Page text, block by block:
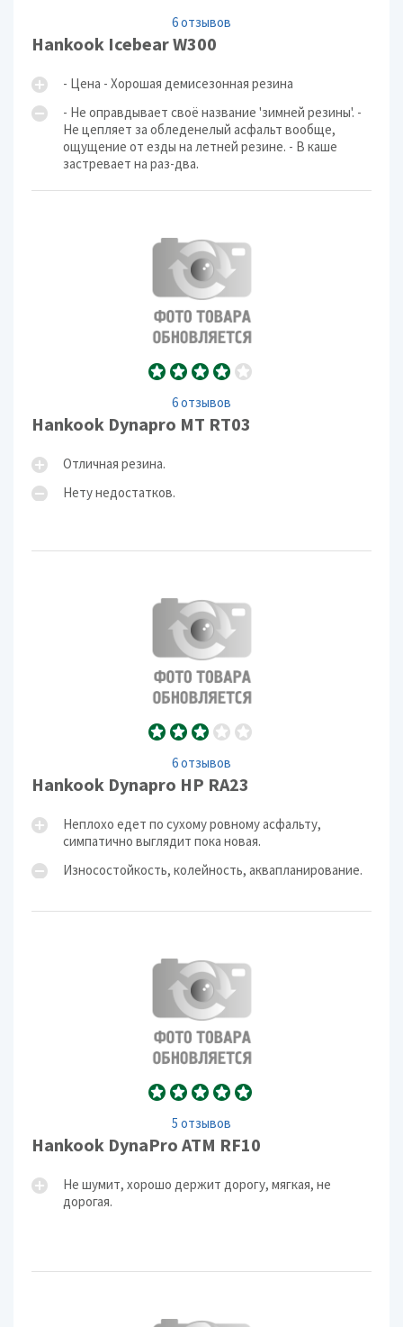
6 отзывов
Hankook Icebear W300
- Цена - Хорошая демисезонная резина
- Не оправдывает своё название 'зимней резины'. -
Не цепляет за обледенелый асфальт вообще,
ощущение от езды на летней резине. - В каше
застревает на раз-два.
6 отзывов
Hankook Dynapro MT RT03
Отличная резина.
Нету недостатков.
6 отзывов
Hankook Dynapro HP RA23
Неплохо едет по сухому ровному асфальту,
симпатично выглядит пока новая.
Износостойкость, колейность, аквапланирование.
5 отзывов
Hankook DynaPro ATM RF10
Не шумит, хорошо держит дорогу, мягкая, не
дорогая.